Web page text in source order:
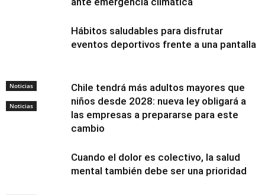
Noticias
Noticias
Hábitos saludables para disfrutar
eventos deportivos frente a una pantalla
Chile tendrá más adultos mayores que
niños desde 2028: nueva ley obligará a
las empresas a prepararse para este
cambio
Cuando el dolor es colectivo, la salud
mental también debe ser una prioridad